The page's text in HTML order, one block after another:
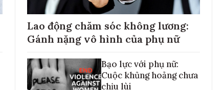
Lao động chăm sóc không lương:
Gánh nặng vô hình của phụ nữ
Bạo lực với phụ nữ:
Cuộc khủng hoảng chưa
chịu lùi